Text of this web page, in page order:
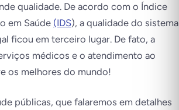
qualidade. De acordo com o Índice
em Saúde (IDS), a qualidade do sistema
ficou em terceiro lugar. De fato, a
médicos e o atendimento ao
os melhores do mundo!
públicas, que falaremos em detalhes